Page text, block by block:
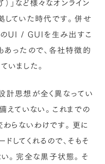
」など様々なオンライン
していた時代です。併せ
のUI / GUIを生み出すこ
あったので、各社特徴的
いました。
計思想が全く異なってい
えていない。これまでの
わらないわけです。更に
してくれるので、そもそ
い。完全な黒子状態。そ